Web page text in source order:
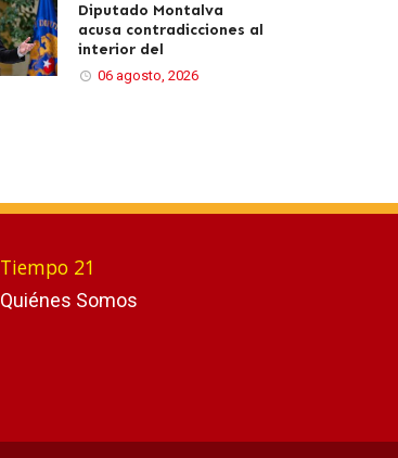
Diputado Montalva
acusa contradicciones al
interior del
06 agosto, 2026
Tiempo 21
Quiénes Somos